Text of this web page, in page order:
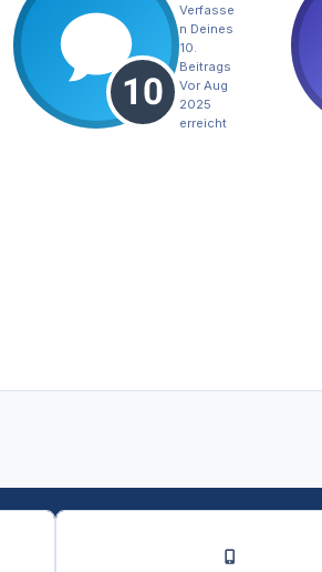
Verfasse
n Deines
10.
Beitrags
Vor Aug
2025
erreicht